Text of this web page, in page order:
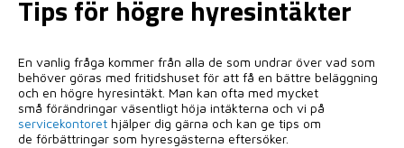
dom flesta typer av hus, stugor och lägenheter.
Tips för högre hyresintäkter
En vanlig fråga kommer från alla de som undrar över vad som
behöver göras med fritidshuset för att få en bättre beläggning
och en högre hyresintäkt. Man kan ofta med mycket
små förändringar väsentligt höja intäkterna och vi på
servicekontoret hjälper dig gärna och kan ge tips om
de förbättringar som hyresgästerna eftersöker.